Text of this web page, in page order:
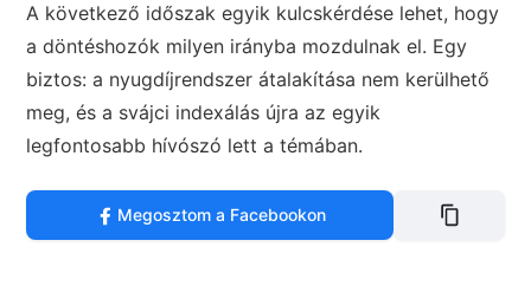
A következő időszak egyik kulcskérdése lehet, hogy
a döntéshozók milyen irányba mozdulnak el. Egy
biztos: a nyugdíjrendszer átalakítása nem kerülhető
meg, és a svájci indexálás újra az egyik
legfontosabb hívószó lett a témában.
Megosztom a Facebookon